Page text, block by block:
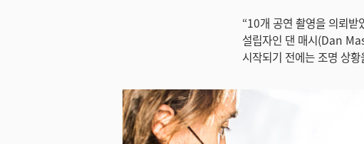
“10개 공연 촬영을 의뢰
설립자인 댄 매시(Dan
시작되기 전에는 조명 상